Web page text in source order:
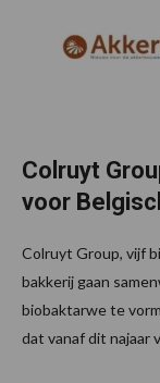
Colruyt
voor
Colruyt Group, vijf
bakkerij gaan
biobaktarwe te
dat vanaf dit najaar